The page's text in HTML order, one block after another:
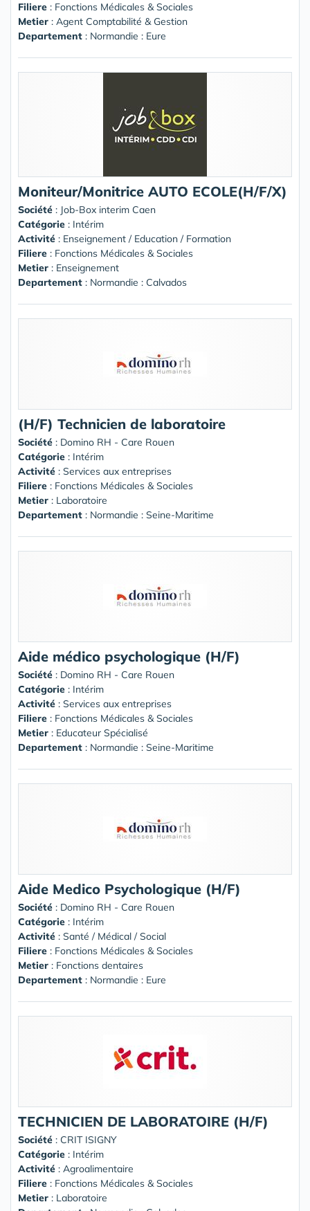
Filiere : Fonctions Médicales & Sociales
Metier : Agent Comptabilité & Gestion
Departement : Normandie : Eure
Moniteur/Monitrice AUTO ECOLE(H/F/X)
Société : Job-Box interim Caen
Catégorie : Intérim
Activité : Enseignement / Education / Formation
Filiere : Fonctions Médicales & Sociales
Metier : Enseignement
Departement : Normandie : Calvados
(H/F) Technicien de laboratoire
Société : Domino RH - Care Rouen
Catégorie : Intérim
Activité : Services aux entreprises
Filiere : Fonctions Médicales & Sociales
Metier : Laboratoire
Departement : Normandie : Seine-Maritime
Aide médico psychologique (H/F)
Société : Domino RH - Care Rouen
Catégorie : Intérim
Activité : Services aux entreprises
Filiere : Fonctions Médicales & Sociales
Metier : Educateur Spécialisé
Departement : Normandie : Seine-Maritime
Aide Medico Psychologique (H/F)
Société : Domino RH - Care Rouen
Catégorie : Intérim
Activité : Santé / Médical / Social
Filiere : Fonctions Médicales & Sociales
Metier : Fonctions dentaires
Departement : Normandie : Eure
TECHNICIEN DE LABORATOIRE (H/F)
Société : CRIT ISIGNY
Catégorie : Intérim
Activité : Agroalimentaire
Filiere : Fonctions Médicales & Sociales
Metier : Laboratoire